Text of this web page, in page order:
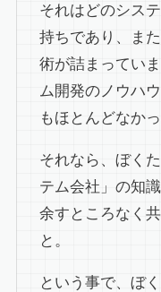
それはどのシス
持ちであり、ま
術が詰まってい
ム開発のノウハ
もほとんどなか
それなら、ぼく
テム会社」の知
余すところなく
と。
という事で、ぼ